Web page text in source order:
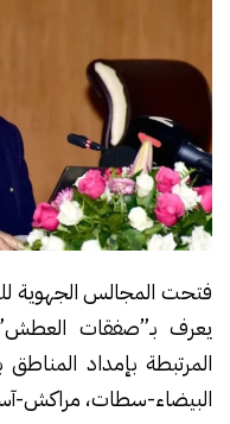
فتحت المجالس الجهوية
يعرف بـ”صفقات
المرتبطة بإمداد
البيضاء-سطات، مراكش-